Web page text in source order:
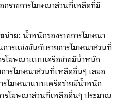
กรายการโฆษณาส่วนที่เหลือที่มี
ข่าย: น้ำหนักของรายการโฆษณา
ารแข่งขันกับรายการโฆษณาส่วนที่
รโฆษณาแบบเครือข่ายมีน้ำหนัก
ารโฆษณาส่วนที่เหลืออื่นๆ เสมอ
ารโฆษณาแบบเครือข่ายมีน้ำหนัก
รโฆษณาส่วนที่เหลืออื่นๆ ประมาณ